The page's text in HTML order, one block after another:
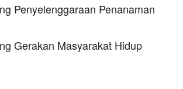
Penyelenggaraan Penanaman
Gerakan Masyarakat Hidup